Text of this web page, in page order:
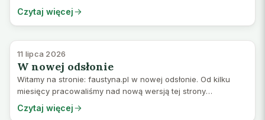
Táborskiej 7 na Słowacji. Siostry dziękują Bogu za wszystkie
łaski, jakie otrzymały w tym kla…
Czytaj więcej
11 lipca 2026
W nowej odsłonie
Witamy na stronie: faustyna.pl w nowej odsłonie. Od kilku
miesięcy pracowaliśmy nad nową wersją tej strony
internetowej, by była w niej lepsza tematyczna nawigacja,
przejrzystość, ułatwione korzystani…
Czytaj więcej